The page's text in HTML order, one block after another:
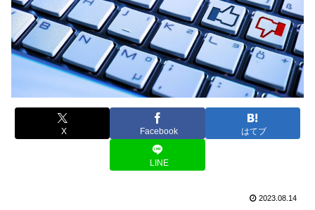
X Facebook はてブ
LINE
2023.08.14